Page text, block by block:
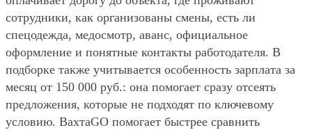
сотрудники, как организованы смены, есть ли
спецодежда, медосмотр, аванс, официальное
оформление и понятные контакты работодателя. В
подборке также учитывается особенность зарплата за
месяц от 150 000 руб.: она помогает сразу отсеять
предложения, которые не подходят по ключевому
условию. ВахтаGO помогает быстрее сравнить